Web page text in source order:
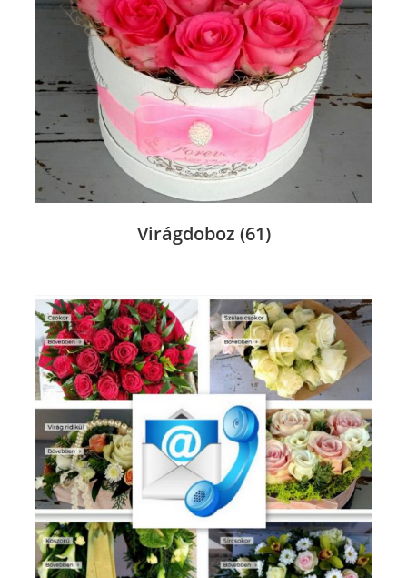
Virágdoboz (61)